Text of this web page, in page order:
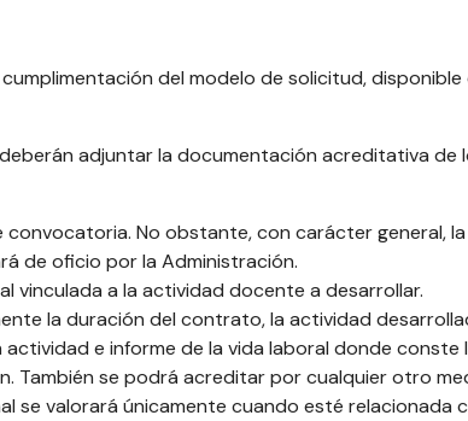
del modelo de solicitud, disponible
adjuntar la documentación acreditativa de
No obstante, con carácter general, la
de oficio por la Administración.
vinculada a la actividad docente a desarrollar.
la duración del contrato, la actividad
e informe de la vida laboral donde conste
También se podrá acreditar por cualquier otro
se valorará únicamente cuando esté relacionada